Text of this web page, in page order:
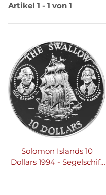
Artikel 1 - 1 von 1
Solomon Islands 10
Dollars 1994 - Segelschiff